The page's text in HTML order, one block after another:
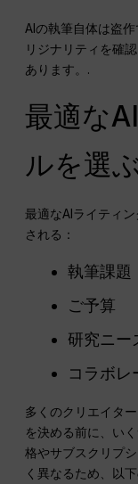
AIの執筆自体は盗
リジナリティを確
あります。.
最適な
ルを選
最適なAIライティ
される：
執筆課題
ご予算
研究ニー
コラボレ
多くのクリエイタ
を決める前に、い
格やサブスクリプ
く異なるため、以